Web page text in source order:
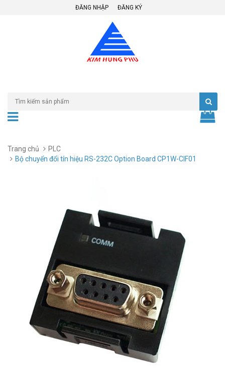
ĐĂNG NHẬP ĐĂNG KÝ
Trang chủ
PLC
Bộ chuyển đổi tín hiệu RS-232C Option Board CP1W-CIF01